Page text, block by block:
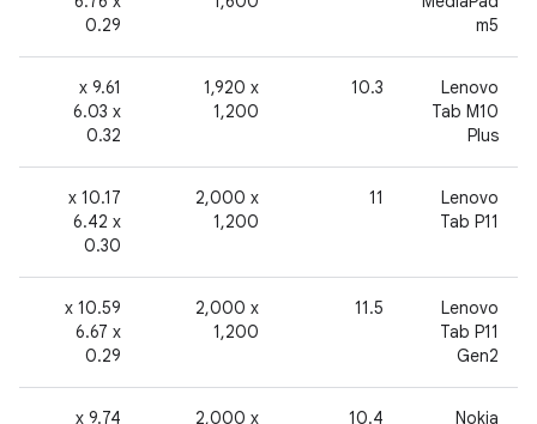
m5
0.29
Lenovo
Tab M10
Plus
‫10.3
‎1,920 x
1,200
‫9.61 x
6.03 x
0.32
Lenovo
Tab P11
11
‎2,000 x
1,200
‫10.17 x
6.42 x
0.30
Lenovo
Tab P11
Gen2
11.5
‎2,000 x
1,200
‫10.59 x
6.67 x
0.29
Nokia
‫10.4
‎2,000 x
‫9.74 x